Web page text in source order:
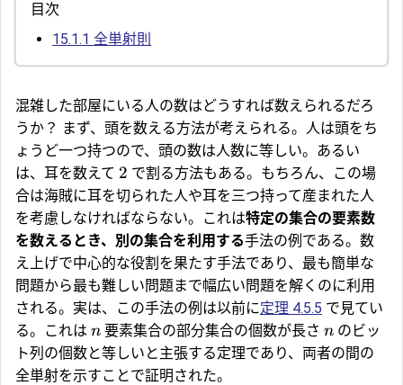
目次
15.1.1 全単射則
混雑した部屋にいる人の数はどうすれば数えられるだろ
うか？ まず、頭を数える方法が考えられる。人は頭をち
ょうど一つ持つので、頭の数は人数に等しい。あるい
は、耳を数えて 2 で割る方法もある。もちろん、この場
合は海賊に耳を切られた人や耳を三つ持って産まれた人
を考慮しなければならない。これは特定の集合の要素数
を数えるとき、別の集合を利用する手法の例である。数
え上げで中心的な役割を果たす手法であり、最も簡単な
問題から最も難しい問題まで幅広い問題を解くのに利用
される。実は、この手法の例は以前に定理 4.5.5 で見てい
る。これは n 要素集合の部分集合の個数が長さ n のビッ
ト列の個数と等しいと主張する定理であり、両者の間の
全単射を示すことで証明された。